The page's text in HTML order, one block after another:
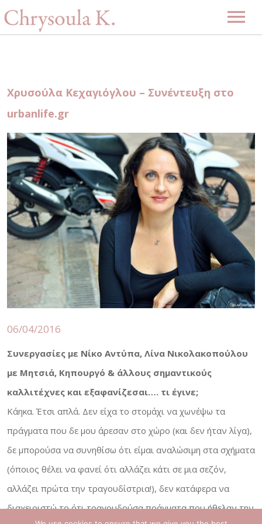
Μουσική
Δισκογραφία
Gallery
Εκδηλώσεις
Επερχόμενες εκδηλώσεις
Περασμένες εκδηλώσεις
Νέα
Επικοινωνία
-ENG-
Χρυσούλα Κεχαγιόγλου – Συνέντευξη στο
urbanlife.gr
06/04/2016
Συνεργασίες με Νίκο Αντύπα, Λίνα Νικολακοπούλου
με Μητσιά, Κηπουργό & άλλους σημαντικούς
καλλιτέχνες και εξαφανίζεσαι…. τι έγινε;
Κάηκα. Έτσι απλά. Δεν είχα το στομάχι να χωνέψω τα
πράγματα που δε μου άρεσαν στο χώρο (και δεν ήταν λίγα),
δε μπορούσα να συνηθίσω ότι είμαι αναλώσιμη στα σχήματα
(όποιος θέλει να φανεί ότι αλλάζει κάτι σε μια σεζόν,
αλλάζει πρώτα την τραγουδίστρια!), δεν κατάφερα να
διαχειριστώ το ότι τραγουδούσα πράγματα που ήθελαν την